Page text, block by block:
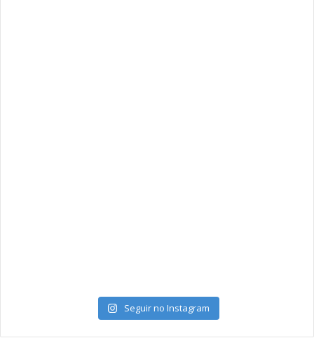
Seguir no Instagram